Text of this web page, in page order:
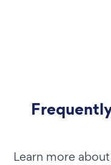
Learn more